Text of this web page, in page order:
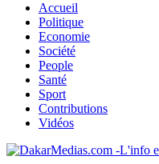
Accueil
Politique
Economie
Société
People
Santé
Sport
Contributions
Vidéos